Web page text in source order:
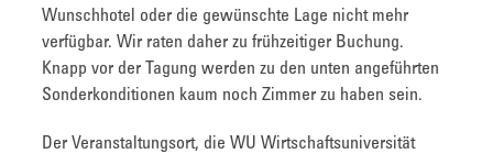
Wunschhotel oder die gewünschte Lage nicht mehr
verfügbar. Wir raten daher zu frühzeitiger Buchung.
Knapp vor der Tagung werden zu den unten angeführten
Sonderkonditionen kaum noch Zimmer zu haben sein.
Der Veranstaltungsort, die WU Wirtschaftsuniversität